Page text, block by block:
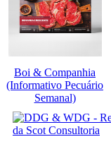
Boi & Companhia
(Informativo Pecuário
Semanal)